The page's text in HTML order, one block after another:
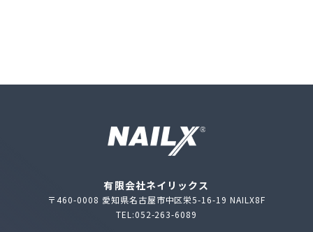
有限会社ネイリックス
〒460-0008 愛知県名古屋市中区栄5-16-19 NAILX8F
TEL:052-263-6089